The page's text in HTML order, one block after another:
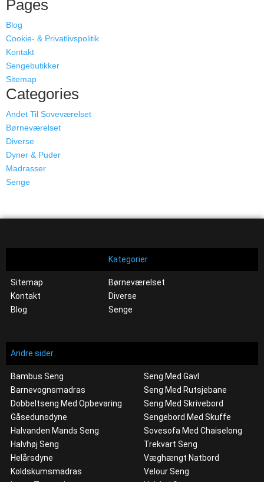
Pages
Blog
Cookie- & Privatlivspolitik
Kontakt
Sengebutikker
Sitemap
Categories
Andet Til Soveværelset
Børneværelset
Diverse
Dyner & Puder
Madrasser
Senge
Kategorier
Sitemap
Kontakt
Blog
Børneværelset
Diverse
Senge
Andre sider
Bambus Seng
Barnevognsmadras
Dobbeltseng Med Opbevaring
Gåsedunsdyne
Halvanden Mands Seng
Halvhøj Seng
Helårsdyne
Koldskumsmadras
Seng Med Gavl
Seng Med Rutsjebane
Seng Med Skrivebord
Sengebord Med Skuffe
Sovesofa Med Chaiselong
Trekvart Seng
Væghængt Natbord
Velour Seng